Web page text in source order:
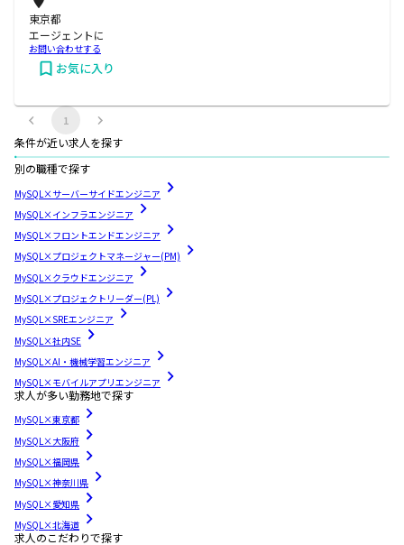
東京都
エージェントに
お問い合わせする
お気に入り
1
条件が近い求人を探す
別の職種で探す
MySQL×サーバーサイドエンジニア
MySQL×インフラエンジニア
MySQL×フロントエンドエンジニア
MySQL×プロジェクトマネージャー(PM)
MySQL×クラウドエンジニア
MySQL×プロジェクトリーダー(PL)
MySQL×SREエンジニア
MySQL×社内SE
MySQL×AI・機械学習エンジニア
MySQL×モバイルアプリエンジニア
求人が多い勤務地で探す
MySQL×東京都
MySQL×大阪府
MySQL×福岡県
MySQL×神奈川県
MySQL×愛知県
MySQL×北海道
求人のこだわりで探す